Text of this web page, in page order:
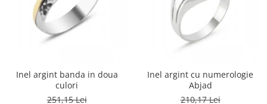
Inel argint banda in doua
culori
251,15 Lei
Inel argint cu numerologie
Abjad
210,17 Lei